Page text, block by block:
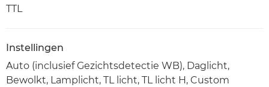
TTL
Instellingen
Auto (inclusief Gezichtsdetectie WB), Daglicht,
Bewolkt, Lamplicht, TL licht, TL licht H, Custom